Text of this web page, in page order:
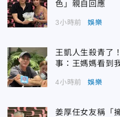
色」親自回應
3小時前 娛樂
王凱人生殺青了
事：王媽媽看到
4小時前 娛樂
姜厚任女友稱「